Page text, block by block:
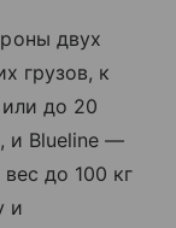
двух
грузов, к
до 20
и Blueline —
до 100 кг
и